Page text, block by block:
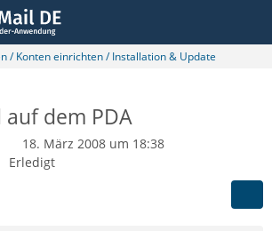
/ Konten einrichten / Installation & Update
dem PDA
18. März 2008 um 18:38
Erledigt